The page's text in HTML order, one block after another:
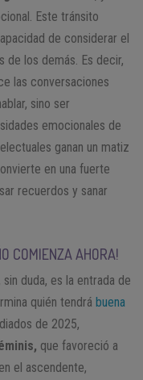
Este tránsito
de considerar el
de los demás. Es decir,
las conversaciones
sino ser
emocionales de
ganan un matiz
en una fuerte
recuerdos y sanar
COMIENZA AHORA!
duda, es la entrada de
quién tendrá buena
de 2025,
que favoreció a
en el ascendente,